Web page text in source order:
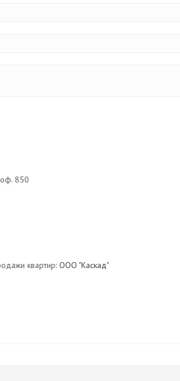
оф. 850
квартир: ООО "Каскад"